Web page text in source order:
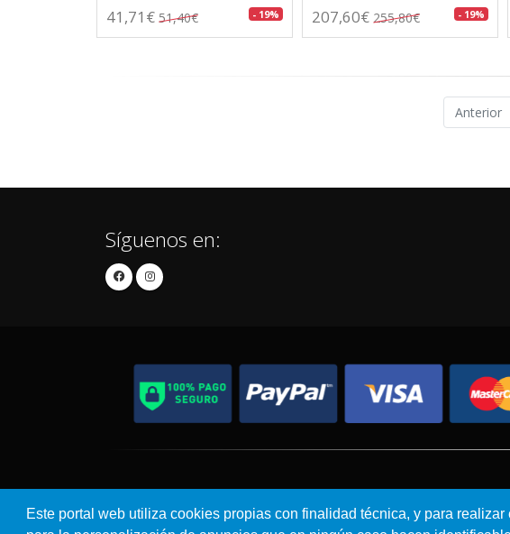
Este portal web utiliza cookies propias con finalidad técnica, y para
41,71€ 51,40€ - 19% 207,60€ 255,80€ - 19%
Anterior
Síguenos en: